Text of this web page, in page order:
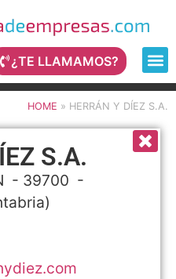
¿TE LLAMAMOS?
HOME » HERRÁN Y DÍEZ S.A.
S.A.
- 39700 -